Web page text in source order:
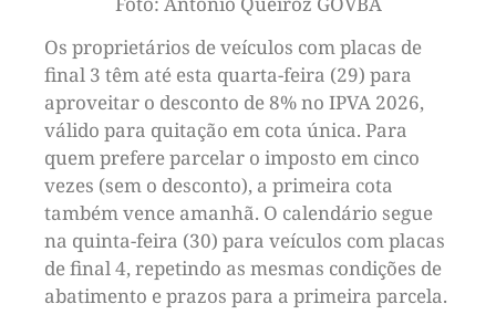
Os proprietários de veículos com placas de
final 3 têm até esta quarta-feira (29) para
aproveitar o desconto de 8% no IPVA 2026,
válido para quitação em cota única. Para
quem prefere parcelar o imposto em cinco
vezes (sem o desconto), a primeira cota
também vence amanhã. O calendário segue
na quinta-feira (30) para veículos com placas
de final 4, repetindo as mesmas condições de
abatimento e prazos para a primeira parcela.